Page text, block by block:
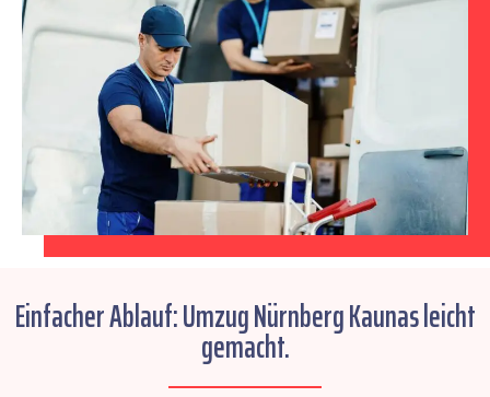
Einfacher Ablauf: Umzug Nürnberg Kaunas leicht
gemacht.